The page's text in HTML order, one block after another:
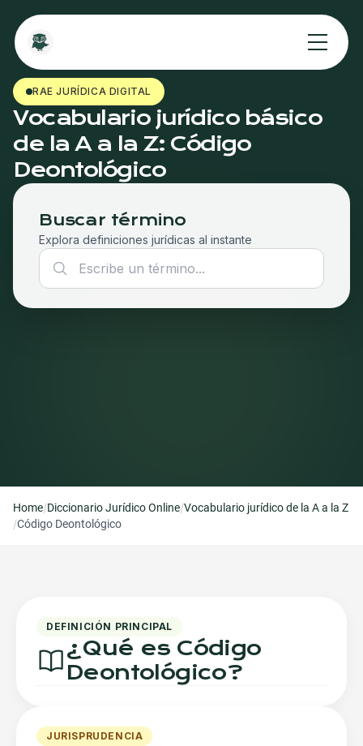
RAE JURÍDICA DIGITAL
Vocabulario jurídico básico
de la A a la Z: Código
Deontológico
Buscar término
Explora definiciones jurídicas al instante
Home/Diccionario Jurídico Online/Vocabulario jurídico de la A a la Z
/Código Deontológico
DEFINICIÓN PRINCIPAL
¿Qué es Código
Deontológico?
JURISPRUDENCIA